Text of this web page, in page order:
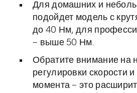
Для домашних и
подойдет модель с
до 40 Нм, для
– выше 50 Нм.
Обратите внимание на
регулировки скорости
момента – это